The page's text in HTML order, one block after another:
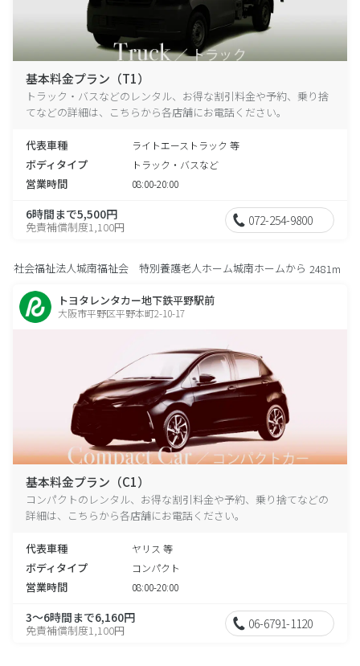
基本料金プラン（T1）
トラック・バスなどのレンタル、お得な割引料金や予約、乗り捨
てなどの詳細は、こちらから各店舗にお電話ください。
代表車種 ライトエーストラック 等
ボディタイプ トラック・バスなど
営業時間 08:00-20:00
6時間まで5,500円
免責補償制度1,100円 072-254-9800
社会福祉法人城南福祉会 特別養護老人ホーム城南ホームから 2481m
トヨタレンタカー地下鉄平野駅前
大阪市平野区平野本町2-10-17
基本料金プラン（C1）
コンパクトのレンタル、お得な割引料金や予約、乗り捨てなどの
詳細は、こちらから各店舗にお電話ください。
代表車種 ヤリス 等
ボディタイプ コンパクト
営業時間 08:00-20:00
3～6時間まで6,160円
免責補償制度1,100円 06-6791-1120